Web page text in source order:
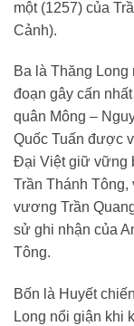
một (1257) của
Cảnh).
Ba là Thăng
đoạn gây cấn
quân Mông –
Quốc Tuấn được
Đại Việt giữ vững
Trần Thánh Tông,
vương Trần
sử ghi nhận của
Tông.
Bốn là Huyết
Long nổi giận khi